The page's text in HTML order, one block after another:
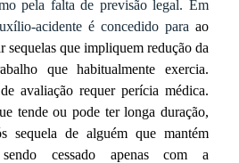
pela falta de previsão legal. Em
acidente é concedido para ao
sequelas que impliquem redução da
que habitualmente exercia.
avaliação requer perícia médica.
tende ou pode ter longa duração,
sequela de alguém que mantém
sendo cessado apenas com a